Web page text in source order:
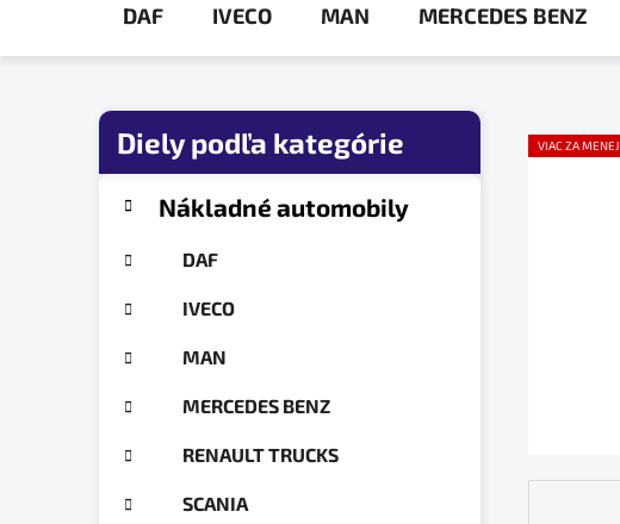
DAF IVECO MAN MERCEDES BENZ
B
kategórieNákladné automobily
DAF
IVECO
MAN
MERCEDES BENZ
RENAULT TRUCKS
SCANIA
VIAC ZA MENEJ